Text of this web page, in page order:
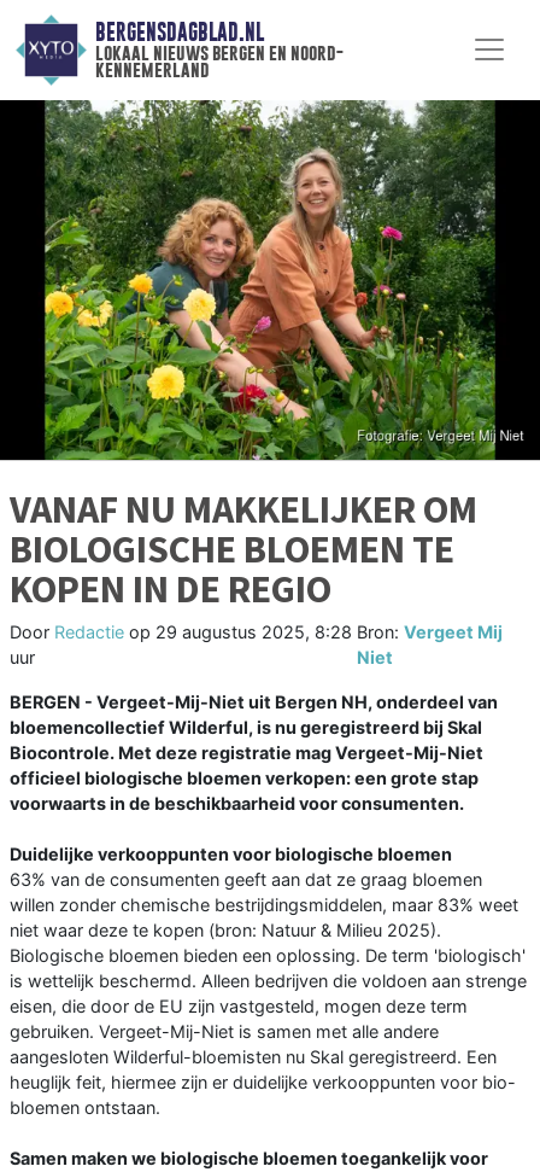
BERGENSDAGBLAD.NL
lokaal nieuws bergen en noord-
kennemerland
VANAF NU MAKKELIJKER OM
BIOLOGISCHE BLOEMEN TE
KOPEN IN DE REGIO
Door Redactie op 29 augustus 2025, 8:28
uur
Bron:Vergeet Mij
Niet
BERGEN - Vergeet-Mij-Niet uit Bergen NH, onderdeel van
bloemencollectief Wilderful, is nu geregistreerd bij Skal
Biocontrole. Met deze registratie mag Vergeet-Mij-Niet
officieel biologische bloemen verkopen: een grote stap
voorwaarts in de beschikbaarheid voor consumenten.
Duidelijke verkooppunten voor biologische bloemen
63% van de consumenten geeft aan dat ze graag bloemen
willen zonder chemische bestrijdingsmiddelen, maar 83% weet
niet waar deze te kopen (bron: Natuur & Milieu 2025).
Biologische bloemen bieden een oplossing. De term 'biologisch'
is wettelijk beschermd. Alleen bedrijven die voldoen aan strenge
eisen, die door de EU zijn vastgesteld, mogen deze term
gebruiken. Vergeet-Mij-Niet is samen met alle andere
aangesloten Wilderful-bloemisten nu Skal geregistreerd. Een
heuglijk feit, hiermee zijn er duidelijke verkooppunten voor bio-
bloemen ontstaan.
Samen maken we biologische bloemen toegankelijk voor